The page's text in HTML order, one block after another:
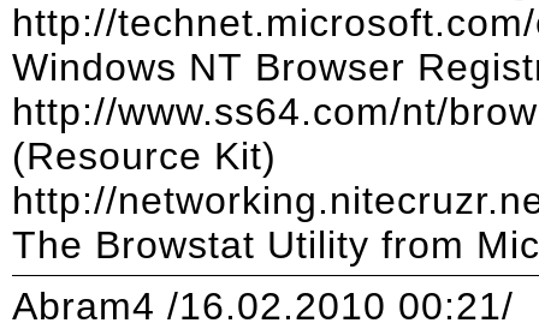
http://
Windows NT Browser
http://www.ss64.com/nt/
(Resource Kit)
http://
The Browstat Utility from
Abram4 /16.02.2010 00:21/